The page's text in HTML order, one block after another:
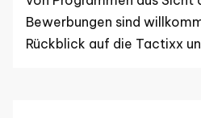
Bewerbungen sind
Rückblick auf die Tactixx